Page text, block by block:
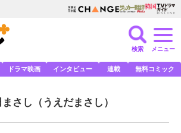
検索 メニュー
ドラマ映画 インタビュー 連載 無料コミック
さし （うえだまさし）